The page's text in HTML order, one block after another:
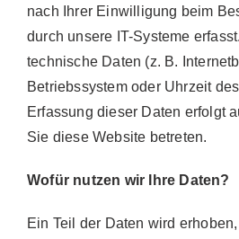
nach Ihrer Einwilligung beim
durch unsere IT-Systeme
technische Daten (z. B.
Betriebssystem oder Uhrzeit
Erfassung dieser Daten erfolgt
Sie diese Website betreten.
Wofür nutzen wir Ihre Daten?
Ein Teil der Daten wird